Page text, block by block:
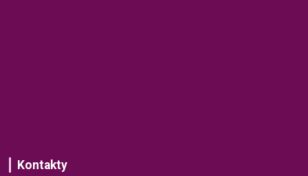
Kontakty